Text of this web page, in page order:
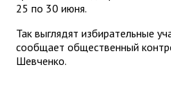
25 по 30 июня.
Так выглядят избирательные
сообщает общественный
Шевченко.